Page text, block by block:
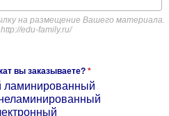
на размещение Вашего материала.
edu-family.ru/
вы заказываете? *